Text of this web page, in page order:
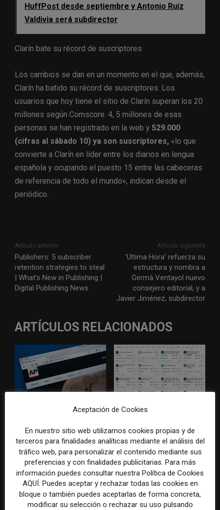
HuffPost desde septiembre y Antonio Ruiz
Valdivia será subdirector
Clarín bate su récord de suscriptores
Los cambios se dan en un momento en el que, además,
Clarín ha batido su récord de suscriptores. Los
usuarios que hoy tiene el sitio de Clarín superan los 20
millones según Comscore. 4, 5 millones de esas
personas se han registrado en la web y 529.000
(cifras al sábado 10) ya son suscriptores, «lo que
convierte a Clarín en líder entre los diarios en lengua
española y ocupando el puesto 15 entre las cabeceras
de referencia de todo el mundo», indican desde el
periódico.
Artículo anterior
Publishers: 5 subscriber
retention strategies to steal
| What’s New in Publishing |
Digital Publishing News
Artículo siguiente
‘Ultima Hora’ refuerza su
estructura y nombra a
Germà Ventayol nuevo
consejero editorial, y a
Javier Jiménez, subdirector
ARTÍCULOS RELACIONADOS
AP actualiza sus normas
para reforzar el control
humano en la redacción
Los mercados de predicción
una plataforma de noticias y
análisis
Aceptación de Cookies
En nuestro sitio web utilizamos cookies propias y de
terceros para finalidades analíticas mediante el análisis del
tráfico web, para personalizar el contenido mediante sus
preferencias y con finalidades publicitarias. Para más
información puedes consultar nuestra Política de Cookies
AQUÍ. Puedes aceptar y rechazar todas las cookies en
bloque o también puedes aceptarlas de forma concreta,
modificar su selección o rechazar su uso pulsando